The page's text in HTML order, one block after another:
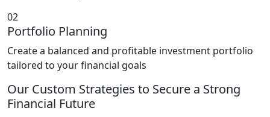
02
Portfolio Planning
Create a balanced and profitable investment portfolio
tailored to your financial goals
Our Custom Strategies to Secure a Strong
Financial Future